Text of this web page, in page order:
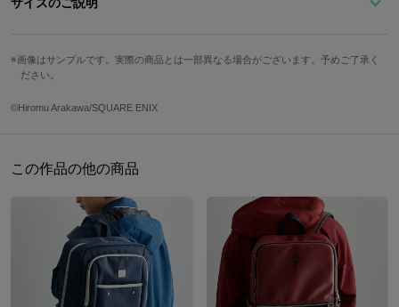
『鋼の錬金術師』より、エドワード・エルリックをイメージしたス
「フラメルの紋章」「銀時計」など、作品ならではの刺繍が大胆に
す。
【グリッターアイテム取扱い上の注意点】
※素材の特性上、摩擦によりラメが剥がれる場合がございます。使用時には摩
擦や接触を避けるなど、取り扱いにご注意下さい。
サイズのご説明
22.5cm
23.5cm E
25.5cm
26.5cm 2.8cm 25.9cm
27.5cm EE 26.6cm
※足囲は親指の付け根の一番出ている部分と、小指の付け根の一番
出ている部分をメジャーで巻きつけて測定してください。
サイズガイドページはこちら
画像はサンプルです。実際の商品とは一部異なる場合がございます。予めご了承く
ださい。
©Hiromu Arakawa/SQUARE ENIX
この作品の他の商品